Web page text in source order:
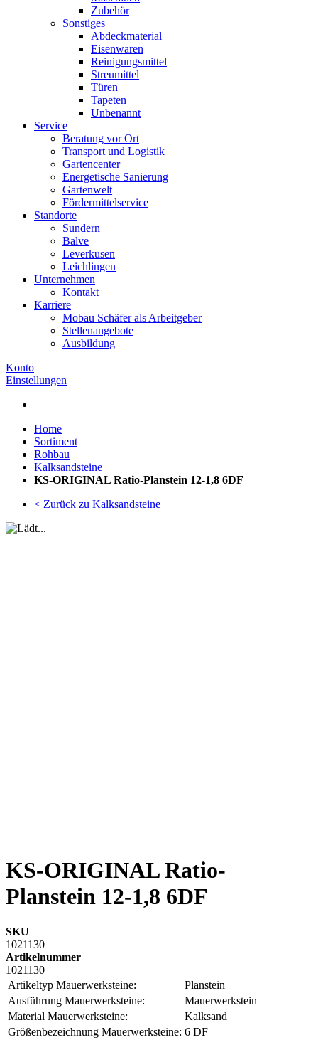
Zubehör
Sonstiges
Abdeckmaterial
Eisenwaren
Reinigungsmittel
Streumittel
Türen
Tapeten
Unbenannt
Service
Beratung vor Ort
Transport und Logistik
Gartencenter
Energetische Sanierung
Gartenwelt
Fördermittelservice
Standorte
Sundern
Balve
Leverkusen
Leichlingen
Unternehmen
Kontakt
Karriere
Mobau Schäfer als Arbeitgeber
Stellenangebote
Ausbildung
Konto
Einstellungen
Home
Sortiment
Rohbau
Kalksandsteine
KS-ORIGINAL Ratio-Planstein 12-1,8 6DF
< Zurück zu Kalksandsteine
KS-ORIGINAL Ratio-
Planstein 12-1,8 6DF
SKU
1021130
Artikelnummer
1021130
Artikeltyp Mauerwerksteine:
Planstein
Ausführung Mauerwerksteine:
Mauerwerkstein
Material Mauerwerksteine:
Kalksand
Größenbezeichnung Mauerwerksteine: 6 DF